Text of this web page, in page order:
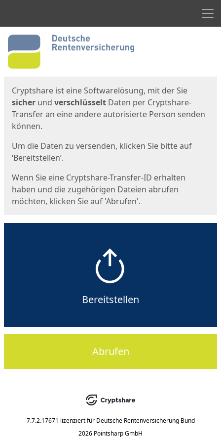
Start
Cryptshare ist eine Softwarelösung, mit der Sie
sicher und verschlüsselt Daten per Cryptshare-
Transfer an eine andere autorisierte Person senden
können.
Um die Daten zu versenden, klicken Sie bitte auf
‘Bereitstellen’.
Wenn Sie eine Cryptshare-Transfer-ID erhalten
haben und die zugehörigen Dateien abrufen
möchten, klicken Sie auf 'Abrufen'.
Bereitstellen
Abrufen
7.7.2.17671 lizenziert für Deutsche Rentenversicherung Bund
2026 Pointsharp GmbH